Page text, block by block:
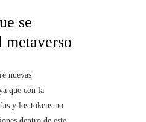
se
metaverso
nuevas
que con la
y los tokens no